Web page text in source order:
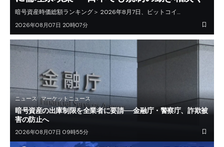
暗号資産時価総額ランキング＞ 2026年8月7日、ビットコイ…
2026年08月07日 20時07分
ニュース マーケットニュース
暗号資産の出庫制限を全業者に要請──金融庁・警察庁、詐欺被
害の防止へ
2026年08月07日 09時55分